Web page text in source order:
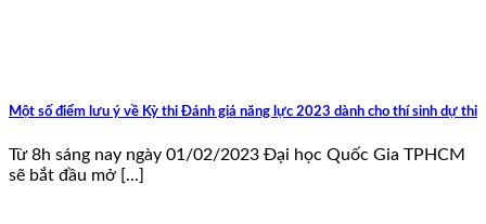
Một số điểm lưu ý về Kỳ thi Đánh giá năng lực 2023 dành cho thí sinh dự thi
Từ 8h sáng nay ngày 01/02/2023 Đại học Quốc Gia TPHCM
sẽ bắt đầu mở [...]